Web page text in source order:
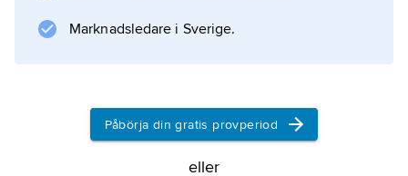
Marknadsledare i Sverige.
Påbörja din gratis provperiod
eller